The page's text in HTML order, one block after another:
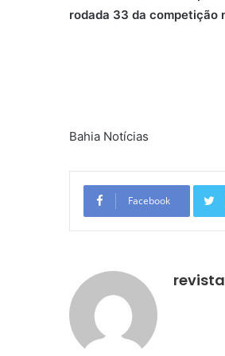
rodada 33 da competição
Bahia Notícias
Facebook
revista